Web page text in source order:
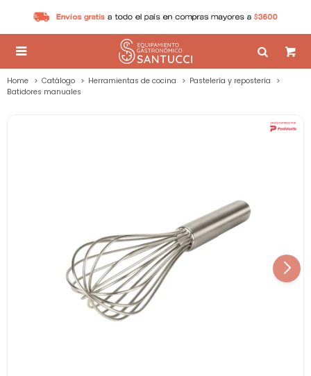

Home Catálogo Herramientas de cocina
Pastelería y repostería
Batidores manuales